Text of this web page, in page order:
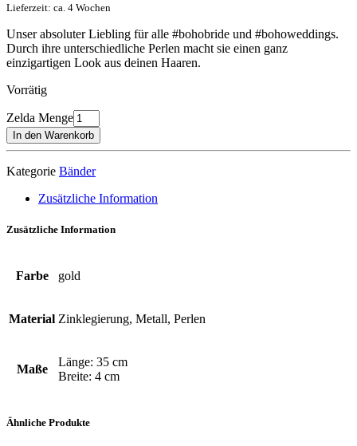
Lieferzeit: ca. 4 Wochen
Unser absoluter Liebling für alle #bohobride und #bohoweddings.
Durch ihre unterschiedliche Perlen macht sie einen ganz
einzigartigen Look aus deinen Haaren.
Vorrätig
Zelda Menge
In den Warenkorb
Kategorie Bänder
Zusätzliche Information
Zusätzliche Information
Farbe gold
Material Zinklegierung, Metall, Perlen
Maße
Länge: 35 cm
Breite: 4 cm
Ähnliche Produkte